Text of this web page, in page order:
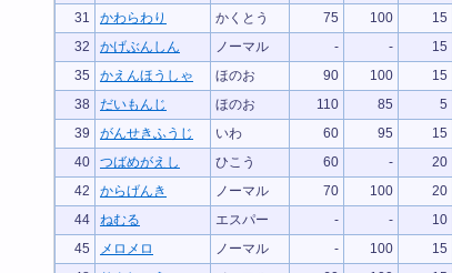
31
かわらわり かくとう 75 100 15
32
かげぶんしん ノーマル - - 15
35
かえんほうしゃ ほのお 90 100 15
38
だいもんじ ほのお 110 85 5
39
がんせきふうじ いわ 60 95 15
40
つばめがえし ひこう 60 - 20
42
からげんき ノーマル 70 100 20
44
ねむる エスパー - - 10
45
メロメロ ノーマル - 100 15